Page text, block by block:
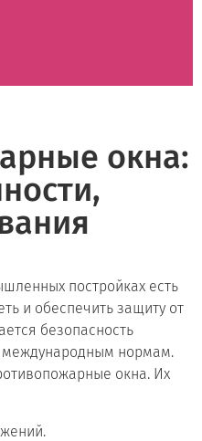
окна:
постройках есть
и обеспечить защиту от
безопасность
международным нормам.
окна. Их